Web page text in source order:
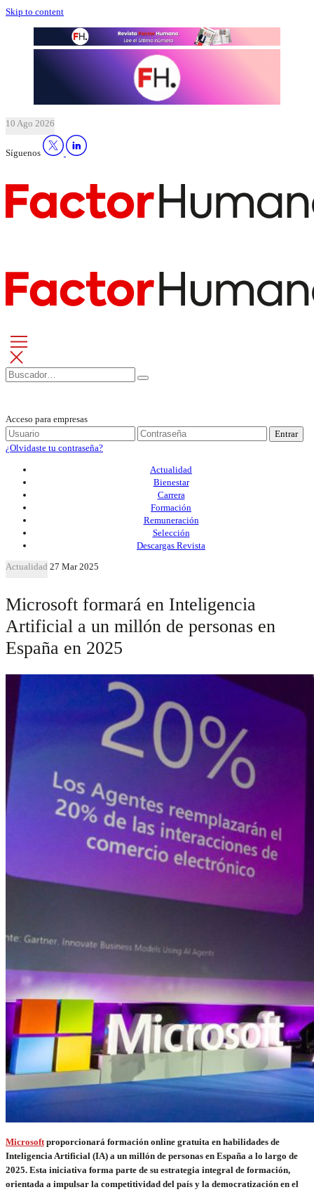
Skip to content
10 Ago 2026
Síguenos
Acceso para empresas
Entrar
¿Olvidaste tu contraseña?
Actualidad
Bienestar
Carrera
Formación
Remuneración
Selección
Descargas Revista
Actualidad 27 Mar 2025
Microsoft formará en Inteligencia
Artificial a un millón de personas en
España en 2025
Microsoftproporcionará formación online gratuita en habilidades de
Inteligencia Artificial (IA) a un millón de personas en España a lo largo de
2025. Esta iniciativa forma parte de su estrategia integral de formación,
orientada a impulsar la competitividad del país y la democratización en el